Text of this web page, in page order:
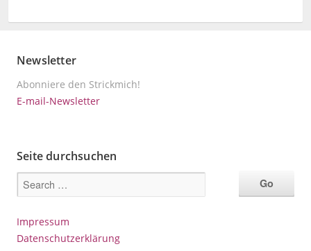
Newsletter
Abonniere den Strickmich!
E-mail-Newsletter
Seite durchsuchen
Impressum
Datenschutzerklärung